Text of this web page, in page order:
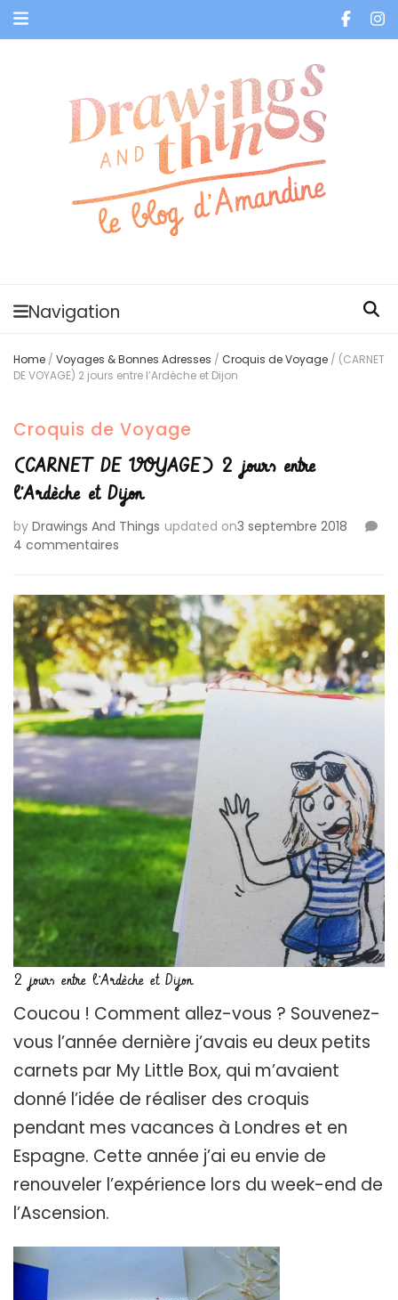
Navigation
Home / Voyages & Bonnes Adresses / Croquis de Voyage / (CARNET
DE VOYAGE) 2 jours entre l’Ardèche et Dijon
Croquis de Voyage
(CARNET DE VOYAGE) 2 jours entre
l’Ardèche et Dijon
by Drawings And Things updated on3 septembre 2018
4 commentaires
VOYAGE)
2
jours
entre
l’Ardèche
et
Dijon
2 jours entre l’Ardèche et Dijon
Coucou ! Comment allez-vous ? Souvenez-
vous l’année dernière j’avais eu deux petits
carnets par My Little Box, qui m’avaient
donné l’idée de réaliser des croquis
pendant mes vacances à Londres et en
Espagne. Cette année j’ai eu envie de
renouveler l’expérience lors du week-end de
l’Ascension.